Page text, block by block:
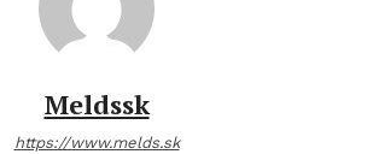
Meldssk
https://www.melds.sk